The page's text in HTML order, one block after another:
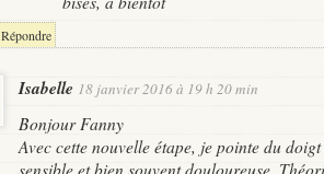
Répondre
Isabelle 18 janvier 2016 à 19 h 20 min
Bonjour Fanny
Avec cette nouvelle étape, je pointe du